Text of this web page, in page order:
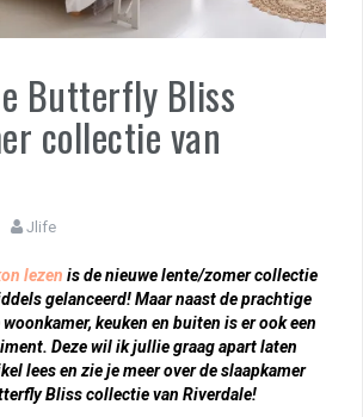
Butterfly Bliss
collectie van
Jlife
lezen is de nieuwe lente/zomer collectie
gelanceerd! Maar naast de prachtige
keuken en buiten is er ook een
Deze wil ik jullie graag apart laten
lees en zie je meer over de slaapkamer
Bliss collectie van Riverdale!